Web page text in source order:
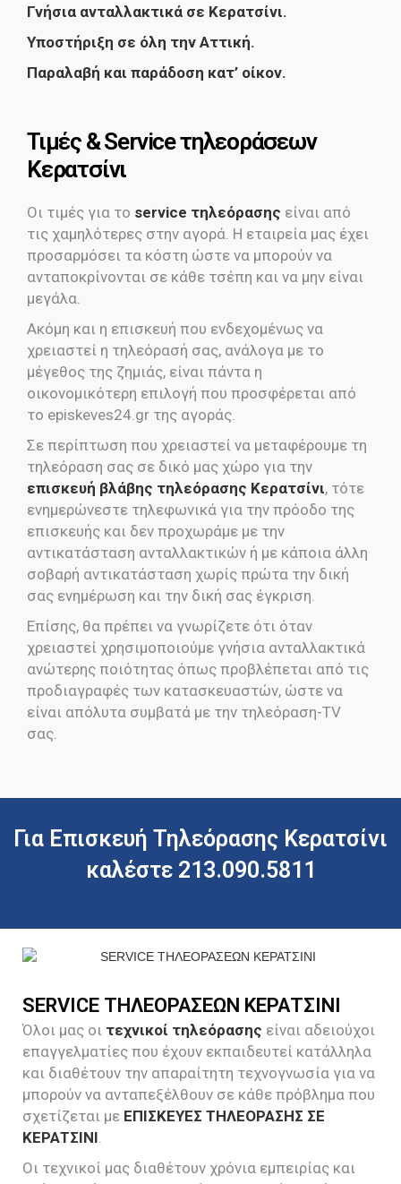
Γνήσια ανταλλακτικά σε Κερατσίνι.
Υποστήριξη σε όλη την Αττική.
Παραλαβή και παράδοση κατ’ οίκον.
Τιμές & Service τηλεοράσεων
Κερατσίνι
Οι τιμές για το service τηλεόρασης είναι από
τις χαμηλότερες στην αγορά. Η εταιρεία μας έχει
προσαρμόσει τα κόστη ώστε να μπορούν να
ανταποκρίνονται σε κάθε τσέπη και να μην είναι
μεγάλα.
Ακόμη και η επισκευή που ενδεχομένως να
χρειαστεί η τηλεόρασή σας, ανάλογα με το
μέγεθος της ζημιάς, είναι πάντα η
οικονομικότερη επιλογή που προσφέρεται από
το episkeves24.gr της αγοράς.
Σε περίπτωση που χρειαστεί να μεταφέρουμε τη
τηλεόραση σας σε δικό μας χώρο για την
επισκευή βλάβης τηλεόρασης Κερατσίνι, τότε
ενημερώνεστε τηλεφωνικά για την πρόοδο της
επισκευής και δεν προχωράμε με την
αντικατάσταση ανταλλακτικών ή με κάποια άλλη
σοβαρή αντικατάσταση χωρίς πρώτα την δική
σας ενημέρωση και την δική σας έγκριση.
Επίσης, θα πρέπει να γνωρίζετε ότι όταν
χρειαστεί χρησιμοποιούμε γνήσια ανταλλακτικά
ανώτερης ποιότητας όπως προβλέπεται από τις
προδιαγραφές των κατασκευαστών, ώστε να
είναι απόλυτα συμβατά με την τηλεόραση-TV
σας.
Για Επισκευή Τηλεόρασης Κερατσίνι
καλέστε 213.090.5811
SERVICE ΤΗΛΕΟΡΑΣΕΩΝ ΚΕΡΑΤΣΙΝΙ
Όλοι μας οι τεχνικοί τηλεόρασης είναι αδειούχοι
επαγγελματίες που έχουν εκπαιδευτεί κατάλληλα
και διαθέτουν την απαραίτητη τεχνογνωσία για να
μπορούν να ανταπεξέλθουν σε κάθε πρόβλημα που
σχετίζεται με ΕΠΙΣΚΕΥΕΣ ΤΗΛΕΟΡΑΣΗΣ ΣΕ
ΚΕΡΑΤΣΙΝΙ
Οι τεχνικοί μας διαθέτουν χρόνια εμπειρίας και